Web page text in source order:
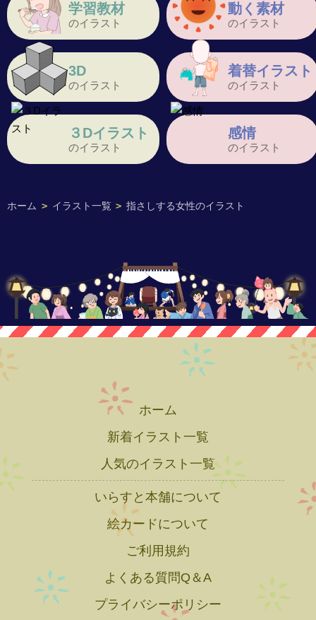
ホーム > イラスト一覧 > 指さしする女性のイラスト
学習教材
のイラスト
動く素材
のイラスト
3D
のイラスト
着替イラスト
のイラスト
３Dイラスト
のイラスト
感情
のイラスト
ホーム
新着イラスト一覧
人気のイラスト一覧
いらすと本舗について
絵カードについて
ご利用規約
よくある質問Q＆A
プライバシーポリシー